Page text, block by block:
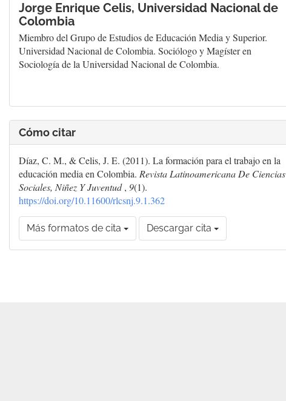
Jorge Enrique Celis, Universidad Nacional de
Colombia
Miembro del Grupo de Estudios de Educación Media y Superior.
Universidad Nacional de Colombia. Sociólogo y Magíster en
Sociología de la Universidad Nacional de Colombia.
Cómo citar
Díaz, C. M., & Celis, J. E. (2011). La formación para el trabajo en la
educación media en Colombia. Revista Latinoamericana De Ciencias
Sociales, Niñez Y Juventud, 9(1).
https://doi.org/10.11600/rlcsnj.9.1.362
Más formatos de cita Descargar cita